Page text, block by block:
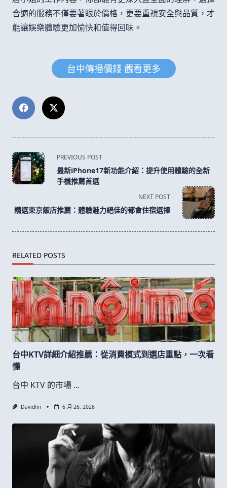
合適的服務不僅要著眼於價格，更要重視安全與品質，才
能讓娛樂體驗更加愉快和值得回味。
台中傳播價錢 觀看更多
<span
class="nav-
subtitle
reader-
text">Page</span>
PREVIOUS POST
最新iPhone17新功能介紹：提升使用體驗的全新
手機推薦首選
NEXT POST
精選東京飯店推薦：體驗魅力絕佳的都會住宿選擇
RELATED POSTS
台中KTV詳細介紹推薦：從消費模式到選店重點，一次看
懂
台中 KTV 的市場 ...
Davidlin 6 月 26, 2026